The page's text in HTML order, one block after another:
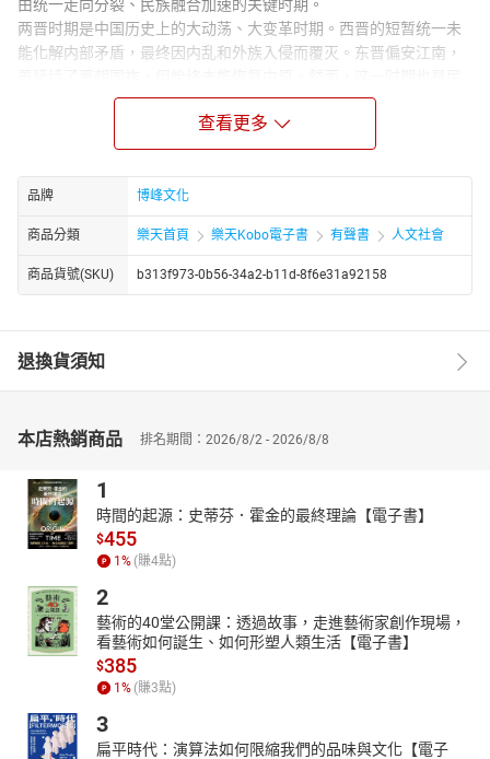
由统一走向分裂、民族融合加速的关键时期。
两晋时期是中国历史上的大动荡、大变革时期。西晋的短暂统一未
能化解内部矛盾，最终因内乱和外族入侵而覆灭。东晋偏安江南，
族融合、文化交流的重要阶段，为南北朝及隋唐的统一奠定了基
Author Biograph：
蔡东藩（1877—1945），名郕，字东藩（又作东帆），浙江萧山
人，中国近代著名历史学家、演义小说家，被誉为“中国历史演义小
说的集大成者”。
蔡东藩生于清末，自幼熟读经史，深受传统文化熏陶。早年曾考中
秀才，后因科举废除，转而研习新学，从事教育和编辑工作。他目
余年心血，完成鸿篇巨制《中国历代通俗演义》。蔡东藩的作品，
以正史为纲，辅以野史轶闻，文白相间，雅俗共赏，兼具历史真实
性与文学趣味性，被誉为“中国历史的通俗百科全书”，至今仍是大众
远，被后世学者誉为“一代史笔，千秋巨匠”。他的历史演义不仅是文
查看更多
品牌 博峰文化
商品分類 樂天首頁 樂天Kobo電子書 有聲書 人文社會
商品貨號(SKU) b313f973-0b56-34a2-b11d-8f6e31a92158
退換貨須知
本店熱銷商品 排名期間：2026/8/2 - 2026/8/8
1
時間的起源：史蒂芬．霍金的最終理論【電子書】
$455
1 % (賺4點)
2
藝術的40堂公開課：透過故事，走進藝術家創作現場，
看藝術如何誕生、如何形塑人類生活【電子書】
$385
1 % (賺3點)
3
扁平時代：演算法如何限縮我們的品味與文化【電子